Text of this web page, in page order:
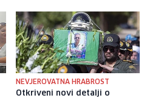
NEVJEROVATNA HRABROST
Otkriveni novi detalji o